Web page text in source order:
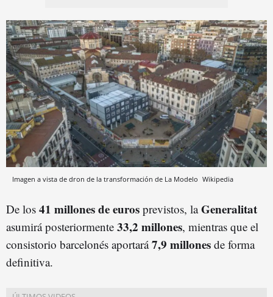
Imagen a vista de dron de la transformación de La Modelo Wikipedia
De los 41 millones de euros previstos, laGeneralitat
asumirá posteriormente 33,2 millones, mientras que el
consistorio barcelonés aportará7,9 millones de forma
definitiva.